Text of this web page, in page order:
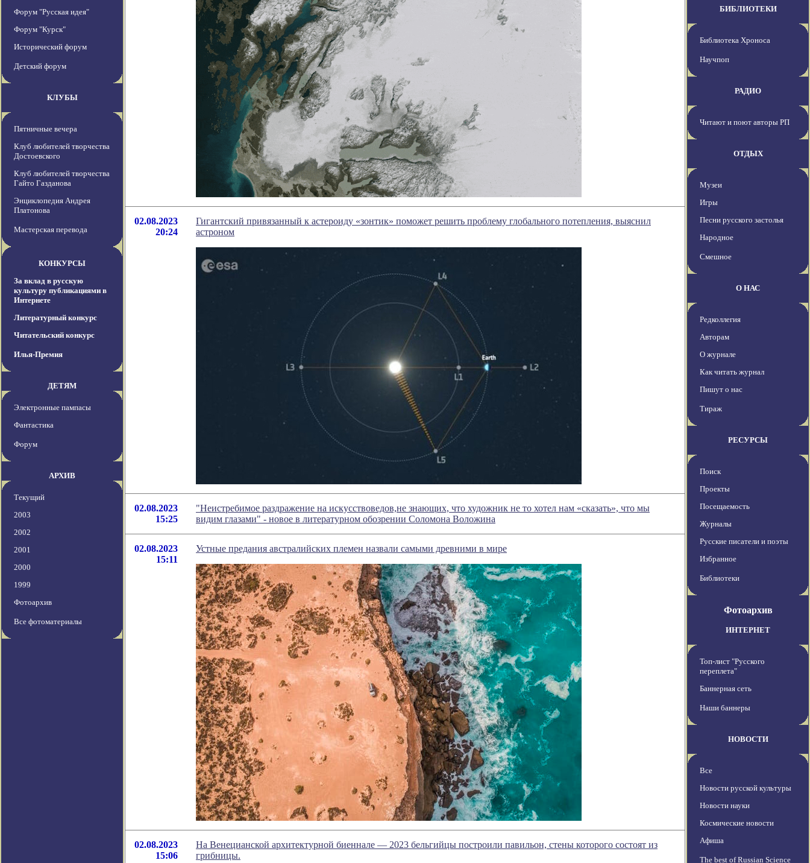
Форум "Русская идея"
Форум "Курск"
Исторический форум
Детский форум
КЛУБЫ
Пятничные вечера
Клуб любителей творчества
Достоевского
Клуб любителей творчества
Гайто Газданова
Энциклопедия Андрея
Платонова
Мастерская перевода
КОНКУРСЫ
За вклад в русскую
культуру публикациями в
Интернете
Литературный конкурс
Читательский конкурс
Илья-Премия
ДЕТЯМ
Электронные пампасы
Фантастика
Форум
АРХИВ
Текущий
2003
2002
2001
2000
1999
Фотоархив
Все фотоматериалы
02.08.2023
20:24
Гигантский привязанный к астероиду «зонтик» поможет решить проблему глобального потепления, выяснил
астроном
02.08.2023
15:25
"Неистребимое раздражение на искусствоведов,не знающих, что художник не то хотел нам «сказать», что мы
видим глазами" - новое в литературном обозрении Соломона Воложина
02.08.2023
15:11
Устные предания австралийских племен назвали самыми древними в мире
02.08.2023
15:06
На Венецианской архитектурной биеннале — 2023 бельгийцы построили павильон, стены которого состоят из
грибницы.
БИБЛИОТЕКИ
Библиотека Хроноса
Научпоп
РАДИО
Читают и поют авторы РП
ОТДЫХ
Музеи
Игры
Песни русского застолья
Народное
Смешное
О НАС
Редколлегия
Авторам
О журнале
Как читать журнал
Пишут о нас
Тираж
РЕСУРСЫ
Поиск
Проекты
Посещаемость
Журналы
Русские писатели и поэты
Избранное
Библиотеки
Фотоархив
ИНТЕРНЕТ
Топ-лист "Русского
переплета"
Баннерная сеть
Наши баннеры
НОВОСТИ
Все
Новости русской культуры
Новости науки
Космические новости
Афиша
The best of Russian Science